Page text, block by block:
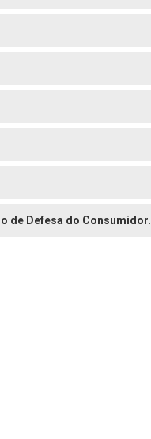
de Defesa do Consumidor.